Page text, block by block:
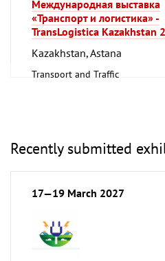
Международная выставка
«Транспорт и логистика» -
TransLogistica Kazakhstan
Kazakhstan, Astana
Transport and Traffic
Recently submitted
17—19 March 2027